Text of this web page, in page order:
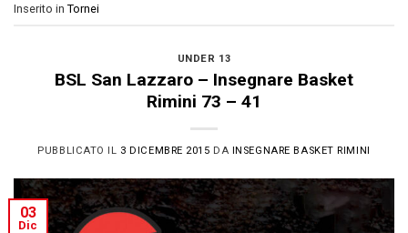
Inserito in Tornei
UNDER 13
BSL San Lazzaro – Insegnare Basket
Rimini 73 – 41
PUBBLICATO IL 3 DICEMBRE 2015 DA INSEGNARE BASKET RIMINI
03
Dic